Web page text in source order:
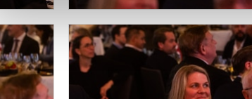
Wir verwenden Cookies, um Inhalte und Anzeigen
und die Zugriffe auf unsere Website zu
Website an unsere Partner für soziale Medien,
möglicherweise mit weiteren Daten zusammen,
der Dienste gesammelt haben.